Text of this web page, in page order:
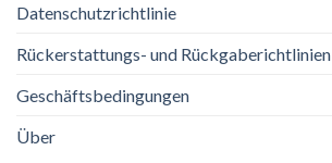
Datenschutzrichtlinie
Rückerstattungs- und Rückgaberichtlinien
Geschäftsbedingungen
Über